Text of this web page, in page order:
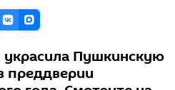
украсила Пушкинскую
преддверии